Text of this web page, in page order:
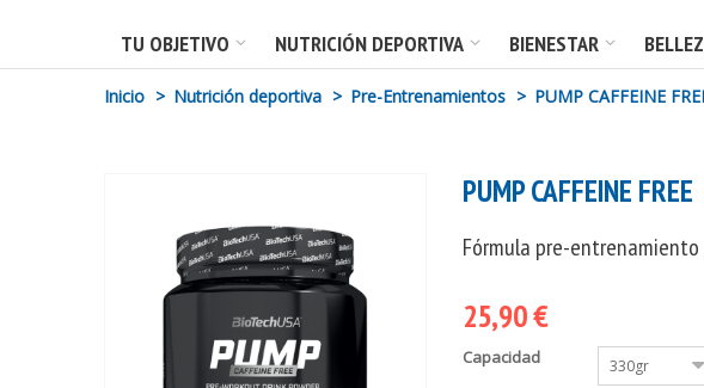
TU OBJETIVO NUTRICIÓN DEPORTIVA BIENESTAR
Inicio > Nutrición deportiva > Pre-Entrenamientos > PUMP CAFFEINE
PUMP CAFFEINE FREE
Fórmula pre-
25,90 €
Capacidad 330gr